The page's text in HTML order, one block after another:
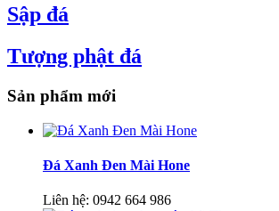
Sập đá
Tượng phật đá
Sản phẩm mới
Đá Xanh Đen Mài Hone
Liên hệ: 0942 664 986